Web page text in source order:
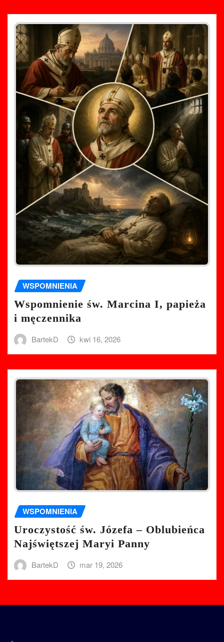
WSPOMNIENIA
Wspomnienie św. Marcina I, papieża
i męczennika
BartekD kwi 16, 2026
WSPOMNIENIA
Uroczystość św. Józefa – Oblubieńca
Najświętszej Maryi Panny
BartekD mar 19, 2026